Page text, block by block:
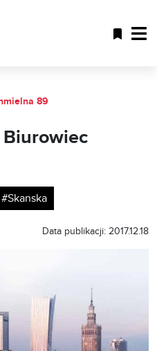
89
#Skanska
Data publikacji: 2017.12.18